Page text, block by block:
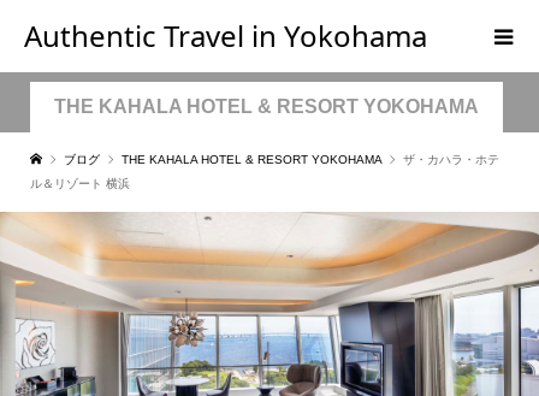
Authentic Travel in Yokohama
THE KAHALA HOTEL & RESORT YOKOHAMA
ブログ THE KAHALA HOTEL & RESORT YOKOHAMA
ザ・カハラ・ホテ
ル＆リゾート 横浜